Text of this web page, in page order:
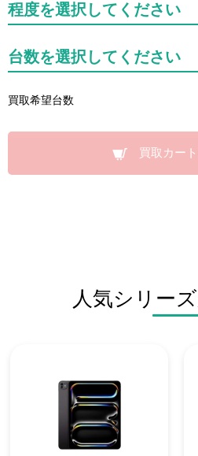
程度を選択してください
台数を選択してください
買取希望台数
買取カー
人気シリー